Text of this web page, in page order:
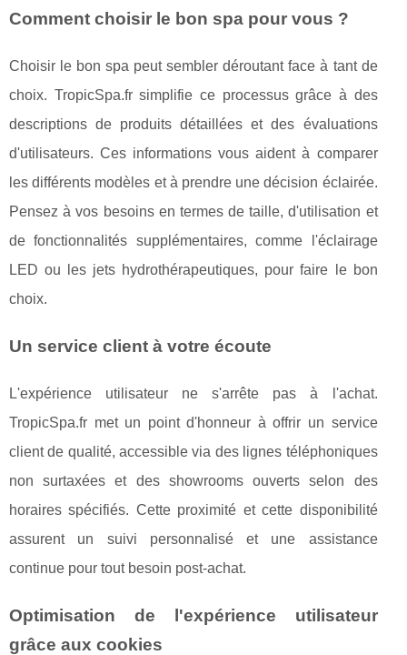
Comment choisir le bon spa pour vous ?
Choisir le bon spa peut sembler déroutant face à tant de
choix. TropicSpa.fr simplifie ce processus grâce à des
descriptions de produits détaillées et des évaluations
d'utilisateurs. Ces informations vous aident à comparer
les différents modèles et à prendre une décision éclairée.
Pensez à vos besoins en termes de taille, d'utilisation et
de fonctionnalités supplémentaires, comme l'éclairage
LED ou les jets hydrothérapeutiques, pour faire le bon
choix.
Un service client à votre écoute
L'expérience utilisateur ne s'arrête pas à l'achat.
TropicSpa.fr met un point d'honneur à offrir un service
client de qualité, accessible via des lignes téléphoniques
non surtaxées et des showrooms ouverts selon des
horaires spécifiés. Cette proximité et cette disponibilité
assurent un suivi personnalisé et une assistance
continue pour tout besoin post-achat.
Optimisation de l'expérience utilisateur
grâce aux cookies